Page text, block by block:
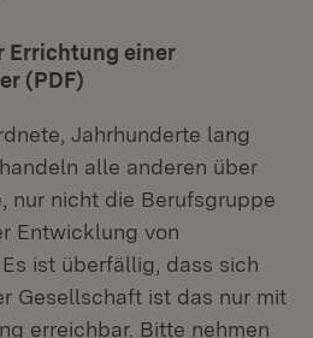
Errichtung einer
(PDF)
Jahrhunderte lang
alle anderen über
nur nicht die Berufsgruppe
Entwicklung von
ist überfällig, dass sich
Gesellschaft ist das nur mit
erreichbar. Bitte nehmen